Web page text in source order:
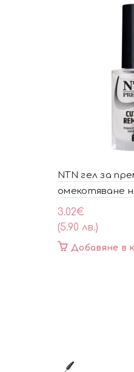
NTN гел за
омекотяване
3.02€
(5.90 лв.)
Добавяне в